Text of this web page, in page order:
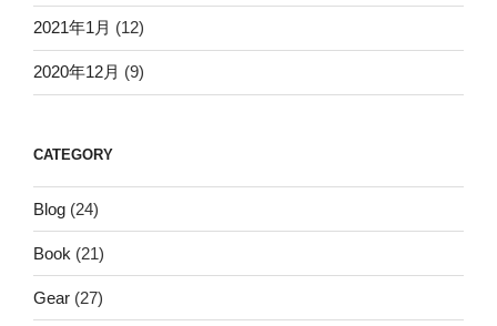
2021年1月 (12)
2020年12月 (9)
CATEGORY
Blog (24)
Book (21)
Gear (27)